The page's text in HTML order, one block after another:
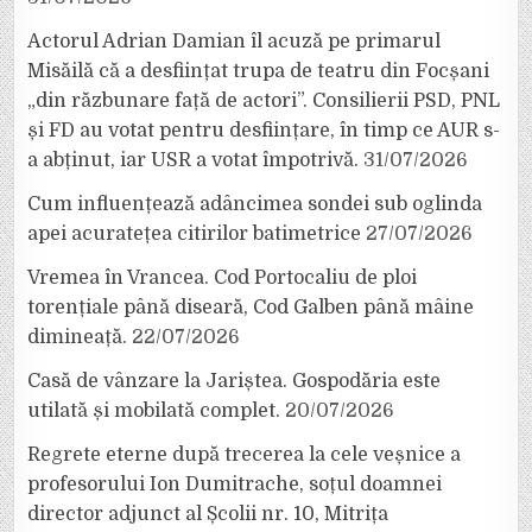
Actorul Adrian Damian îl acuză pe primarul
Misăilă că a desființat trupa de teatru din Focșani
„din răzbunare față de actori”. Consilierii PSD, PNL
și FD au votat pentru desființare, în timp ce AUR s-
a abținut, iar USR a votat împotrivă. 31/07/2026
Cum influențează adâncimea sondei sub oglinda
apei acuratețea citirilor batimetrice 27/07/2026
Vremea în Vrancea. Cod Portocaliu de ploi
torențiale până diseară, Cod Galben până mâine
dimineață. 22/07/2026
Casă de vânzare la Jariștea. Gospodăria este
utilată și mobilată complet. 20/07/2026
Regrete eterne după trecerea la cele veșnice a
profesorului Ion Dumitrache, soțul doamnei
director adjunct al Școlii nr. 10, Mitrița